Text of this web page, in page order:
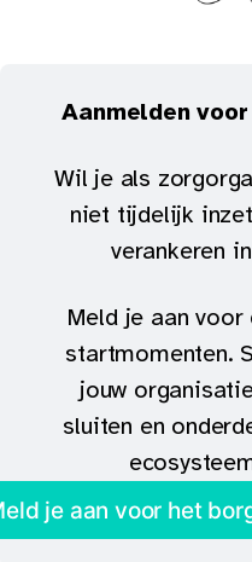
Aanmelden
Wil je als
niet tijdelijk
verankeren
Meld je aan voor
startmomenten.
jouw
sluiten en
je aan voor het